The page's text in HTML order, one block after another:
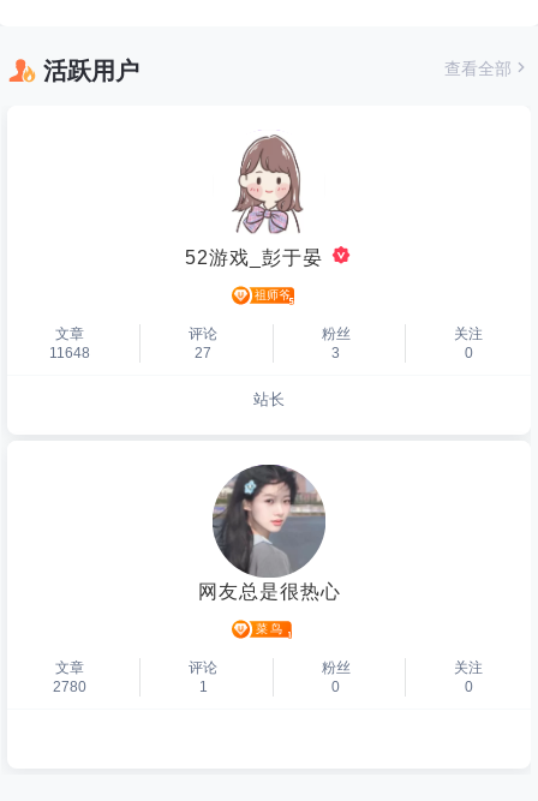
活跃用户 查看全部
52游戏_彭于晏
文章
11648
评论
27
粉丝
3
关注
0
站长
个人主页
网友总是很热心
文章
2780
评论
1
粉丝
0
关注
0